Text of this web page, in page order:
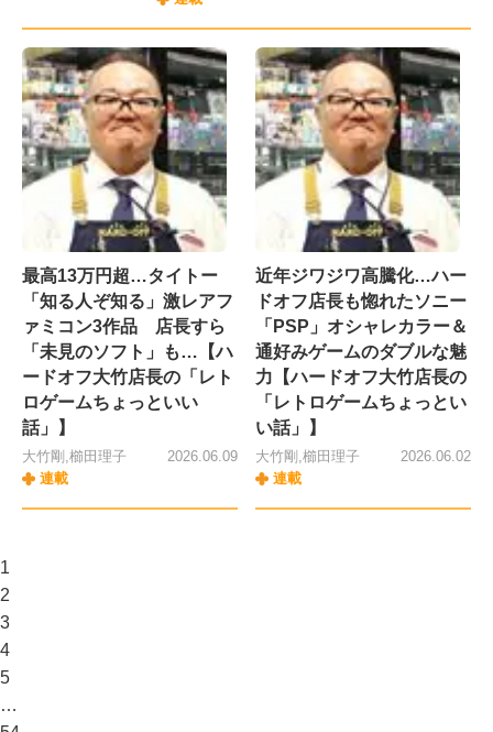
最高13万円超…タイトー
「知る人ぞ知る」激レアフ
ァミコン3作品 店長すら
「未見のソフト」も…【ハ
ードオフ大竹店長の「レト
ロゲームちょっといい
話」】
大竹剛,櫛田理子
連載
2026.06.09
近年ジワジワ高騰化…ハー
ドオフ店長も惚れたソニー
「PSP」オシャレカラー＆
通好みゲームのダブルな魅
力【ハードオフ大竹店長の
「レトロゲームちょっとい
い話」】
大竹剛,櫛田理子
連載
2026.06.02
1
2
3
4
5
…